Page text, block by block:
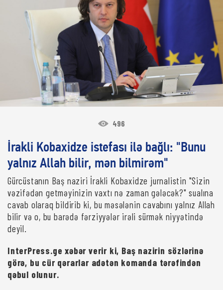
496
İrakli Kobaxidze istefası ilə bağlı: "Bunu
yalnız Allah bilir, mən bilmirəm"
Gürcüstanın Baş naziri İrakli Kobaxidze jurnalistin "Sizin
vəzifədən getməyinizin vaxtı nə zaman gələcək?" sualına
cavab olaraq bildirib ki, bu məsələnin cavabını yalnız Allah
bilir və o, bu barədə fərziyyələr irəli sürmək niyyətində
deyil.
InterPress.ge xəbər verir ki, Baş nazirin sözlərinə
görə, bu cür qərarlar adətən komanda tərəfindən
qəbul olunur.